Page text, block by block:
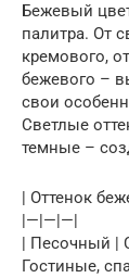
Бежевый
палитра. От
кремового,
бежевого –
свои
Светлые
темные –
| Оттенок
|—|—|—|
| Песочный |
Гостиные,